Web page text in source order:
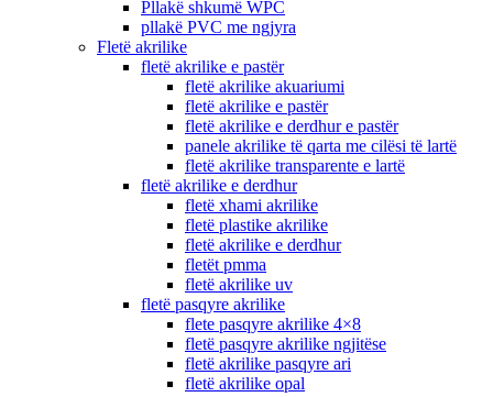
Pllakë shkumë WPC
pllakë PVC me ngjyra
Fletë akrilike
fletë akrilike e pastër
fletë akrilike akuariumi
fletë akrilike e pastër
fletë akrilike e derdhur e pastër
panele akrilike të qarta me cilësi të lartë
fletë akrilike transparente e lartë
fletë akrilike e derdhur
fletë xhami akrilike
fletë plastike akrilike
fletë akrilike e derdhur
fletët pmma
fletë akrilike uv
fletë pasqyre akrilike
flete pasqyre akrilike 4×8
fletë pasqyre akrilike ngjitëse
fletë akrilike pasqyre ari
fletë akrilike opal